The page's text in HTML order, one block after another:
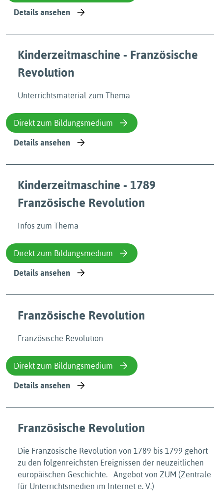
Details ansehen
Kinderzeitmaschine - Französische
Revolution
Unterrichtsmaterial zum Thema
Direkt zum Bildungsmedium
Details ansehen
Kinderzeitmaschine - 1789
Französische Revolution
Infos zum Thema
Direkt zum Bildungsmedium
Details ansehen
Französische Revolution
Französische Revolution
Direkt zum Bildungsmedium
Details ansehen
Französische Revolution
Die Französische Revolution von 1789 bis 1799 gehört
zu den folgenreichsten Ereignissen der neuzeitlichen
europäischen Geschichte. Angebot von ZUM (Zentrale
für Unterrichtsmedien im Internet e. V.)